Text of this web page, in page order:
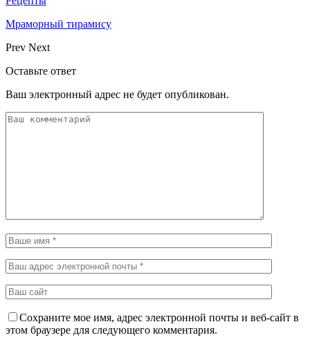
Мраморный тирамису
Prev Next
Оставьте ответ
Ваш электронный адрес не будет опубликован.
Сохраните мое имя, адрес электронной почты и веб-сайт в
этом браузере для следующего комментария.